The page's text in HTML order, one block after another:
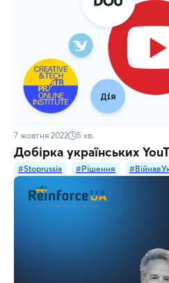
7 жовтня 2022 5 хв.
Добірка українських
#Stoprussia #Рішення